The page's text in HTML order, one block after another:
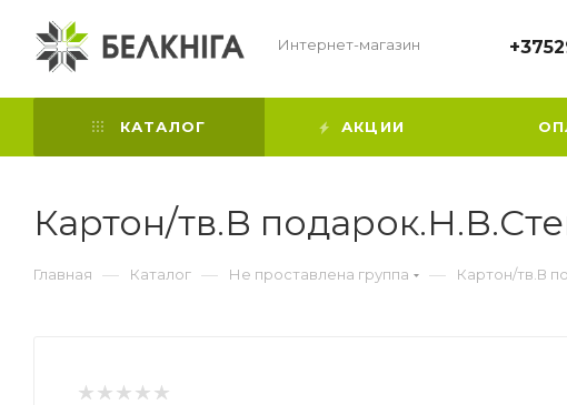
Интернет-магазин
КАТАЛОГ АКЦИИ
Картон/тв.В
Главная — Каталог — Не проставлена группа — Картон/тв.В